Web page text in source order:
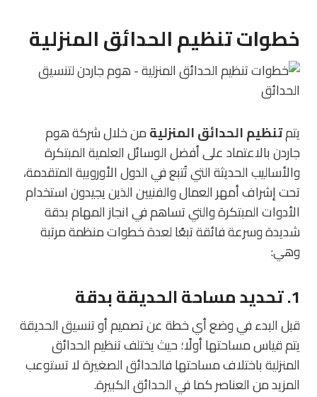
خطوات تنظيم الحدائق المنزلية
يتمتنظيم الحدائق المنزليةمن خلال شركة هوم
جاردن بالاعتماد على أفضل الوسائل العلمية المبتكرة
والأساليب الحديثة التي تُتبع في الدول الأوروبية المتقدمة،
تحت إشراف أمهر العمال والفنيين الذين يجيدون استخدام
الأدوات المبتكرة والتي تساهم في انجاز المهام بدقة
شديدة وسرعة فائقة تبعًا لعدة خطوات منظمة مرتبة
وهي:
1. تحديد مساحة الحديقة بدقة
قبل البدء في وضع أي خطة عن تصميم أو تنسيق الحديقة
يتم قياس مساحتها أولًا؛ حيث يختلف تنظيم الحدائق
المنزلية باختلاف مساحتها فالحدائق الصغيرة لا تستوعب
المزيد من العناصر كما في الحدائق الكبيرة.